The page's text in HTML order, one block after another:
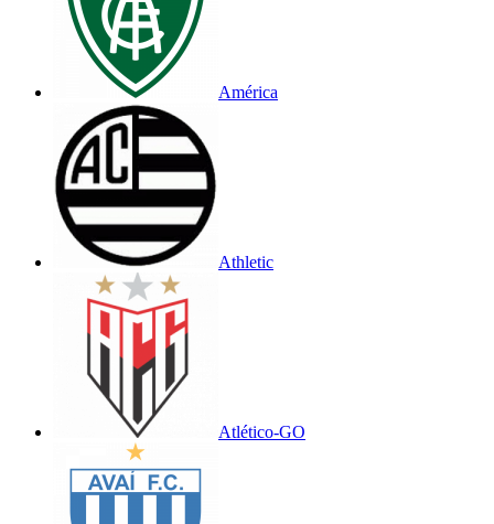
América
Athletic
Atlético-GO